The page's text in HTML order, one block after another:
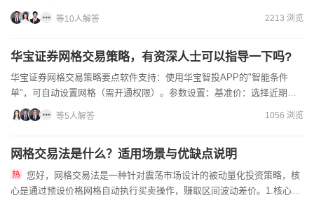
中枢价格与网格间距以当前价为基准，上下按固...
等10人解答 2213 浏览
华宝证券网格交易策略，有资深人士可以指导一下吗?
华宝证券网格交易策略要点‌‌软件支持‌：使用华宝智投APP的"智能条件
单"，可自动设置网格（需开通权限）。‌参数设置‌：‌基准价‌：选择近期震
荡中轴（如股价10元）。‌间距‌：建议1%...
等5人解答 1056 浏览
网格交易法是什么？适用场景与优缺点说明
心是通过预设价格网格自动执行买卖操作，赚取区间波动差价。1.核心原